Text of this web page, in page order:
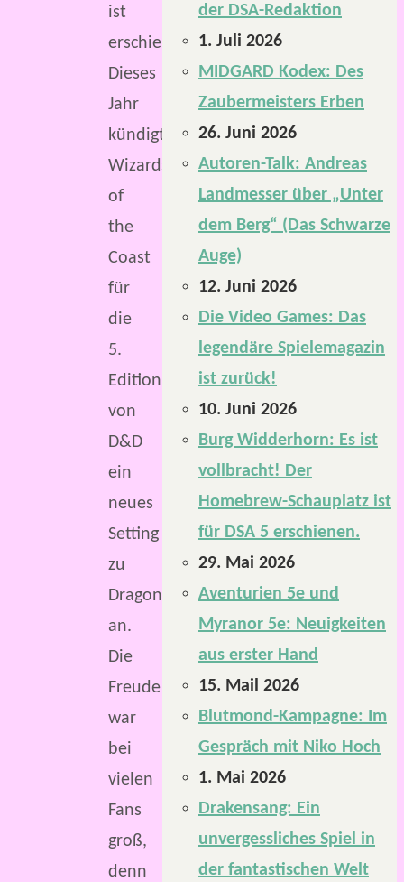
ist
erschienen.
Dieses
Jahr
kündigte
Wizards
of
the
Coast
für
die
5.
Edition
von
D&D
ein
neues
Setting
zu
Dragonlance
an.
Die
Freude
war
bei
vielen
Fans
groß,
denn
der DSA-Redaktion
1. Juli 2026
MIDGARD Kodex: Des
Zaubermeisters Erben
26. Juni 2026
Autoren-Talk: Andreas
Landmesser über „Unter
dem Berg“ (Das Schwarze
Auge)
12. Juni 2026
Die Video Games: Das
legendäre Spielemagazin
ist zurück!
10. Juni 2026
Burg Widderhorn: Es ist
vollbracht! Der
Homebrew-Schauplatz ist
für DSA 5 erschienen.
29. Mai 2026
Aventurien 5e und
Myranor 5e: Neuigkeiten
aus erster Hand
15. Mail 2026
Blutmond-Kampagne: Im
Gespräch mit Niko Hoch
1. Mai 2026
Drakensang: Ein
unvergessliches Spiel in
der fantastischen Welt